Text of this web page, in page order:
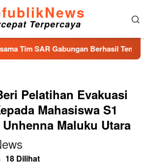
Terpercaya
Gabungan Berhasil Temukan
Pelatihan Evakuasi
Mahasiswa S1
Maluku Utara
18 Dilihat